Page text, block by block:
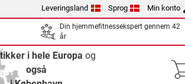
Leveringsland Sprog Min konto
Din hjemmefitnessekspert gennem 42
år
i hele Europa og
også